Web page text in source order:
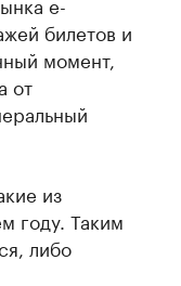
билетов и
момент,
от
из
году. Таким
либо